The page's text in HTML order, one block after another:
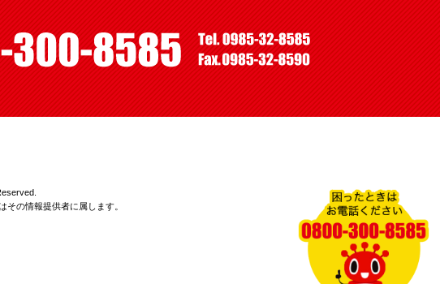
その情報提供者に属します。